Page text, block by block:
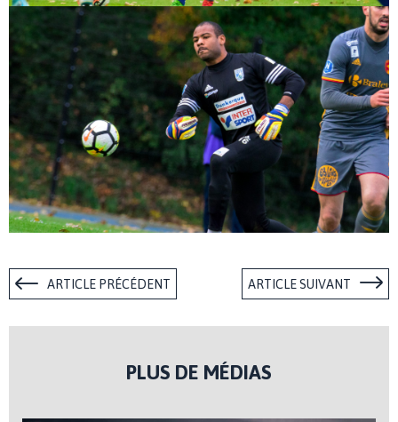
ARTICLE PRÉCÉDENT ARTICLE SUIVANT
PLUS DE MÉDIAS